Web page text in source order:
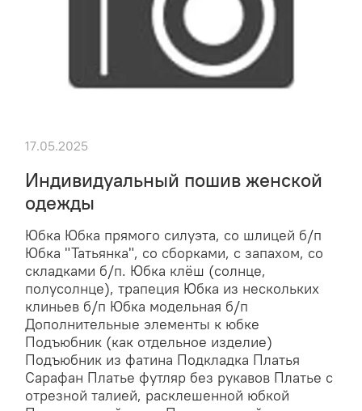
Индивидуальный пошив женской
одежды
Юбка Юбка прямого силуэта, со шлицей б/п
Юбка "Татьянка", со сборками, с запахом, со
складками б/п. Юбка клёш (солнце,
полусолнце), трапеция Юбка из нескольких
клиньев б/п Юбка модельная б/п
Дополнительные элементы к юбке
Подъюбник (как отдельное изделие)
Подъюбник из фатина Подкладка Платья
Сарафан Платье футляр без рукавов Платье с
отрезной талией, расклешенной юбкой
17.05.2025